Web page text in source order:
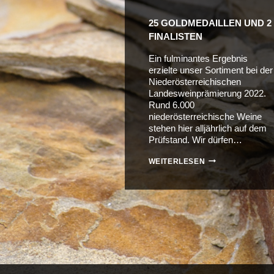
25 GOLDMEDAILLEN UND 2
FINALISTEN
Ein fulminantes Ergebnis
erzielte unser Sortiment bei der
Niederösterreichischen
Landesweinprämierung 2022.
Rund 6.000
niederösterreichische Weine
stehen hier alljährlich auf dem
Prüfstand. Wir dürfen…
WEITERLESEN 25
GOLDMEDAILLEN
FINALISTEN